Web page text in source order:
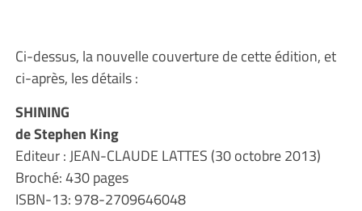
Ci-dessus, la nouvelle couverture de cette édition, et
ci-après, les détails :
SHINING
de Stephen King
Editeur : JEAN-CLAUDE LATTES (30 octobre 2013)
Broché: 430 pages
ISBN-13: 978-2709646048